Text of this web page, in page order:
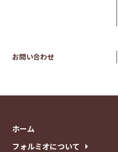
お問い合わせ
ホーム
フォルミオについて